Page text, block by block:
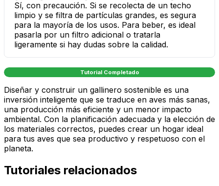
Sí, con precaución. Si se recolecta de un techo
limpio y se filtra de partículas grandes, es segura
para la mayoría de los usos. Para beber, es ideal
pasarla por un filtro adicional o tratarla
ligeramente si hay dudas sobre la calidad.
Tutorial Completado
Diseñar y construir un gallinero sostenible es una
inversión inteligente que se traduce en aves más sanas,
una producción más eficiente y un menor impacto
ambiental. Con la planificación adecuada y la elección de
los materiales correctos, puedes crear un hogar ideal
para tus aves que sea productivo y respetuoso con el
planeta.
Tutoriales relacionados